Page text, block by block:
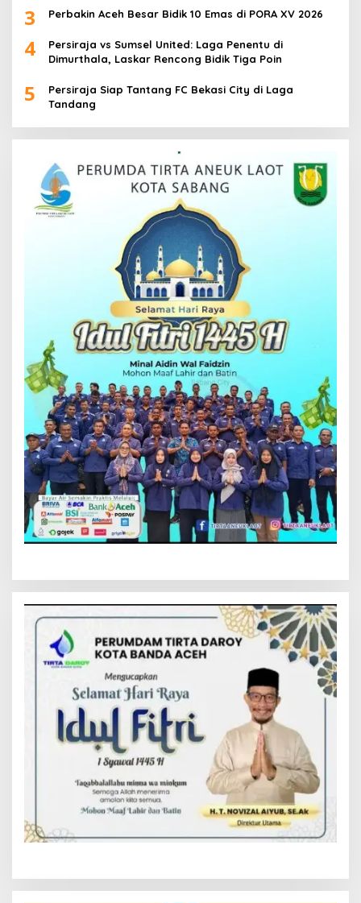
3 Perbakin Aceh Besar Bidik 10 Emas di PORA XV 2026
4
Persiraja vs Sumsel United: Laga Penentu di
Dimurthala, Laskar Rencong Bidik Tiga Poin
5
Persiraja Siap Tantang FC Bekasi City di Laga
Tandang